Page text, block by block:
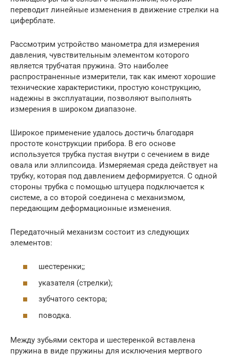
переводит линейные изменения в движение стрелки на
циферблате.
Рассмотрим устройство манометра для измерения
давления, чувствительным элементом которого
является трубчатая пружина. Это наиболее
распространенные измерители, так как имеют хорошие
технические характеристики, простую конструкцию,
надежны в эксплуатации, позволяют выполнять
измерения в широком диапазоне.
Широкое применение удалось достичь благодаря
простоте конструкции прибора. В его основе
используется трубка пустая внутри с сечением в виде
овала или эллипсоида. Измеряемая среда действует на
трубку, которая под давлением деформируется. С одной
стороны трубка с помощью штуцера подключается к
системе, а со второй соединена с механизмом,
передающим деформационные изменения.
Передаточный механизм состоит из следующих
элементов:
шестеренки;;
указателя (стрелки);
зубчатого сектора;
поводка.
Между зубьями сектора и шестеренкой вставлена
пружина в виде пружины для исключения мертвого